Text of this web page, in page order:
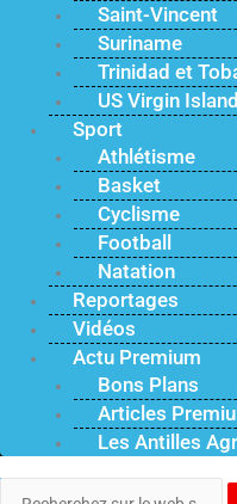
Saint-Vincent
Suriname
Trinidad et
US Virgin Island
Sport
Athlétisme
Basket
Cyclisme
Football
Natation
Reportages
Vidéos
Actu Premium
Bons Plans
Articles
Les Antilles